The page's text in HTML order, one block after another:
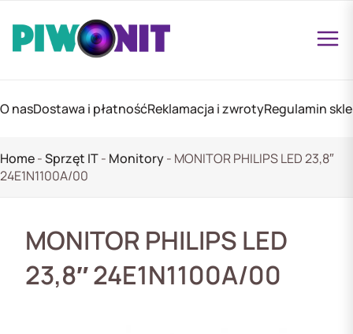
O nasDostawa i płatnośćReklamacja i zwrotyRegulamin
Home-Sprzęt IT- Monitory- MONITOR PHILIPS LED 23,8″
24E1N1100A/00
MONITOR PHILIPS LED
23,8″ 24E1N1100A/00